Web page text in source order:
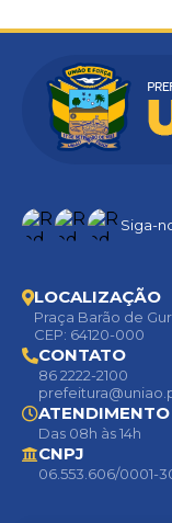
Siga-
LOCALIZAÇÃO
Praça Barão de
CEP: 64120-000
CONTATO
86 2222-2100
ATENDIMENTO
Das 08h às 14h
CNPJ
06.553.606/0001-